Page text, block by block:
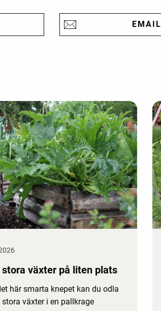
EMAIL
stora växter på liten plats
här smarta knepet kan du odla
växter i en pallkrage